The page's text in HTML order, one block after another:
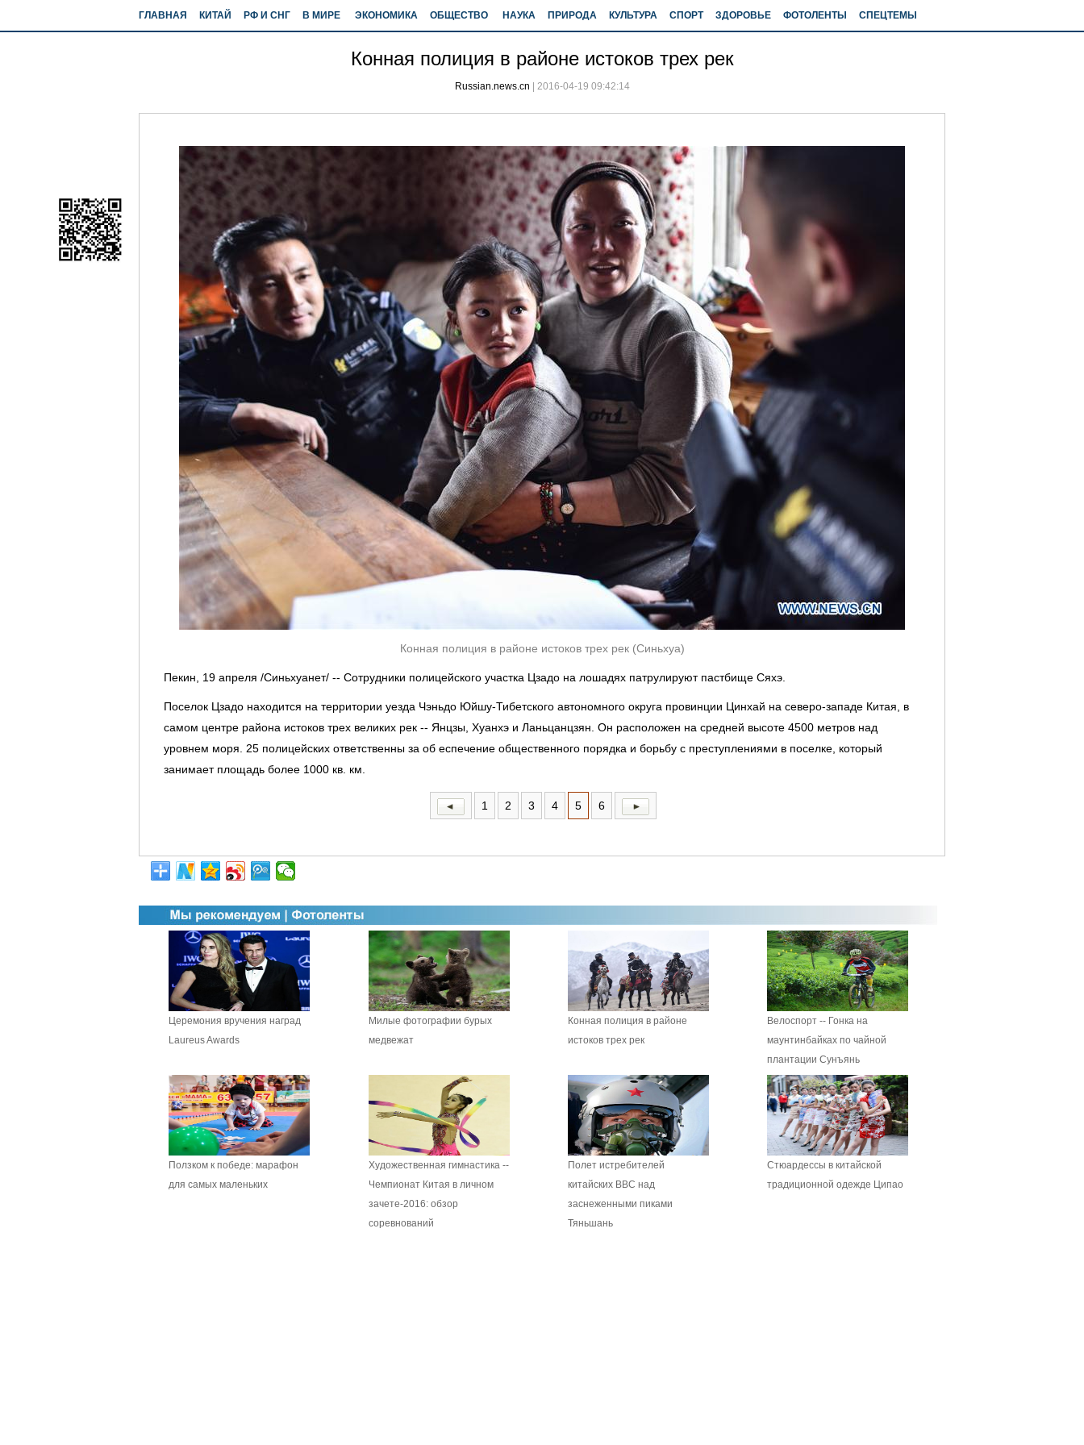
ГЛАВНАЯ КИТАЙ РФ И СНГ В МИРЕ ЭКОНОМИКА ОБЩЕСТВО НАУКА ПРИРОДА КУЛЬТУРА СПОРТ ЗДОРОВЬЕ ФОТОЛЕНТЫ СПЕЦТЕМЫ
Конная полиция в районе истоков трех рек
Russian.news.cn 2016-04-19 09:42:14
Конная полиция в районе истоков трех рек (Синьхуа)
Пекин, 19 апреля /Синьхуанет/ -- Сотрудники полицейского участка Цзадо на лошадях патрулируют пастбище Сяхэ.
Поселок Цзадо находится на территории уезда Чэньдо Юйшу-Тибетского автономного округа провинции Цинхай на северо-западе Китая, в
самом центре района истоков трех великих рек -- Янцзы, Хуанхэ и Ланьцанцзян. Он расположен на средней высоте 4500 метров над
уровнем моря. 25 полицейских ответственны за об еспечение общественного порядка и борьбу с преступлениями в поселке, который
занимает площадь более 1000 кв. км.
1 2 3 4 5 6
Церемония вручения наград
Laureus Awards
Милые фотографии бурых
медвежат
Конная полиция в районе
истоков трех рек
Велоспорт -- Гонка на
маунтинбайках по чайной
плантации Сунъянь
Ползком к победе: марафон
для самых маленьких
Художественная гимнастика --
Чемпионат Китая в личном
зачете-2016: обзор
соревнований
Полет истребителей
китайских ВВС над
заснеженными пиками
Тяньшань
Стюардессы в китайской
традиционной одежде Ципао